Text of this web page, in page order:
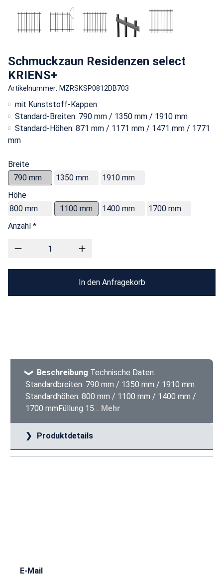
Schmuckzaun Residenzen select
KRIENS+
Artikelnummer: MZRSKSP0812DB703
mit Kunststoff-Kappen
Standard-Breiten: 790 mm / 1350 mm / 1910 mm
Standard-Höhen: 871 mm / 1171 mm / 1471 mm / 1771
mm
Breite
790 mm
1350 mm
1910 mm
Höhe
800 mm
1100 mm 1400 mm
1700 mm
Anzahl *
In den Anfragekorb
Beschreibung Technische Daten:
Standardbreiten: 790 mm / 1350 mm / 1910 mm
Standardhöhen: 800 mm / 1100 mm / 1400 mm /
1700 mmFüllung 15… Mehr
Produktdetails
E-Mail